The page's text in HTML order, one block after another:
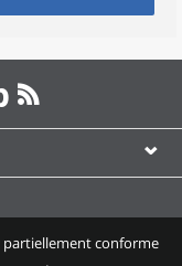
partiellement conforme